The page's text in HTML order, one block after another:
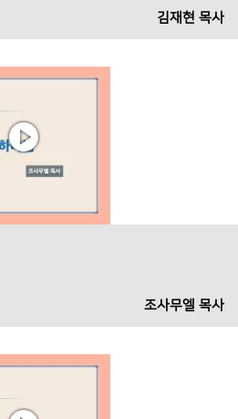
김재현 목사
조사무엘 목사